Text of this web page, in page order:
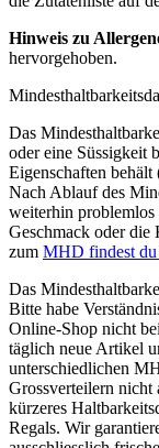
Hinweis zu
hervorgehoben.
Das
oder eine Süssigkeit
Eigenschaften
Nach Ablauf des
weiterhin problemlos
Geschmack oder die
zum MHD findest du
Das
Bitte habe
Online-Shop nicht
täglich neue Artikel
unterschiedlichen
Grossverteilern
kürzeres
Regals. Wir